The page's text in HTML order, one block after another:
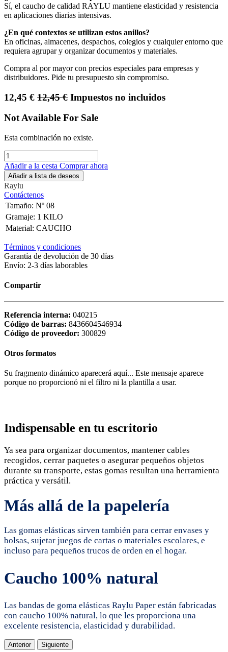
Sí, el caucho de calidad RAYLU mantiene elasticidad y resistencia
en aplicaciones diarias intensivas.
¿En qué contextos se utilizan estos anillos?
En oficinas, almacenes, despachos, colegios y cualquier entorno que
requiera agrupar y organizar documentos y materiales.
Compra al por mayor con precios especiales para empresas y
distribuidores. Pide tu presupuesto sin compromiso.
12,45 € 12,45€ Impuestos no incluidos
Not Available For Sale
Esta combinación no existe.
Añadir a la cesta Comprar ahora
Añadir a lista de deseos
Raylu
Contáctenos
Tamaño: Nº 08
Gramaje: 1 KILO
Material: CAUCHO
Términos y condiciones
Garantía de devolución de 30 días
Envío: 2-3 días laborables
Compartir
Referencia interna: 040215
Código de barras: 8436604546934
Código de proveedor: 300829
Otros formatos
Su fragmento dinámico aparecerá aquí... Este mensaje aparece
porque no proporcionó ni el filtro ni la plantilla a usar.
Indispensable en tu escritorio
Ya sea para organizar documentos, mantener cables
recogidos, cerrar paquetes o asegurar pequeños objetos
durante su transporte, estas gomas resultan una herramienta
práctica y versátil.
Más allá de la papelería
Las gomas elásticas sirven también para cerrar envases y
bolsas, sujetar juegos de cartas o materiales escolares, e
incluso para pequeños trucos de orden en el hogar.
Caucho 100% natural
Las bandas de goma elásticas Raylu Paper están fabricadas
con caucho 100% natural, lo que les proporciona una
excelente resistencia, elasticidad y durabilidad.
Anterior Siguiente